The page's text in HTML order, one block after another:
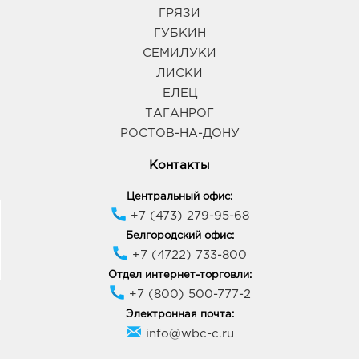
9:00 - 20:00
394033, Воронежская обл, г Воронеж, пр-кт
График работы: 10:00 - 21:00
Воронеж МП: 315.0 руб.
Московский, д. 129/1
График работы:
Воронеж Аксиома: 315.0 руб.
394088, Воронежская обл, г Воронеж, ул Генерала
Лизюкова, д. 60
ГРЯЗИ
ГУБКИН
СЕМИЛУКИ
ЛИСКИ
ЕЛЕЦ
ТАГАНРОГ
РОСТОВ-НА-ДОНУ
Контакты
Центральный офис:
+7 (473) 279-95-68
Белгородский офис:
+7 (4722) 733-800
Отдел интернет-торговли:
+7 (800) 500-777-2
Электронная почта:
info@wbc-c.ru